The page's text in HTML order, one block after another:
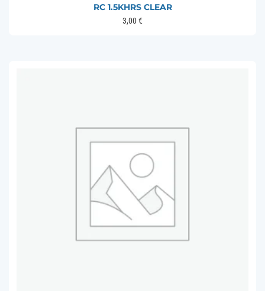
RC 1.5KHRS CLEAR
3,00€